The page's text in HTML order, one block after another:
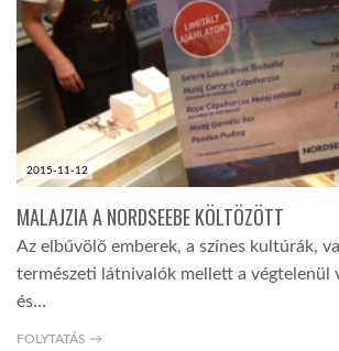
AUSZTRÁLIA
A VILÁG ITTHON
GLOBOTV BP
2015-11-12
MALAJZIA A NORDSEEBE KÖLTÖZÖTT
Az elbűvölő emberek, a színes kultúrák,
természeti látnivalók mellett a végtelenül
és…
FOLYTATÁS →